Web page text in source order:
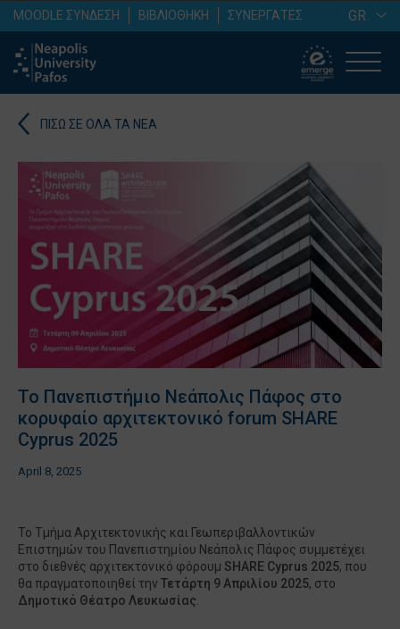
MOODLE ΣΥΝΔΕΣΗ ΒΙΒΛΙΟΘΗΚΗ ΣΥΝΕΡΓΑΤΕΣ GR
ΠΙΣΩ ΣΕ ΟΛΑ ΤΑ ΝΕΑ
Το Πανεπιστήμιο Νεάπολις Πάφος στο
κορυφαίο αρχιτεκτονικό forum SHARE
Cyprus 2025
April 8, 2025
Το Τμήμα Αρχιτεκτονικής και Γεωπεριβαλλοντικών
Επιστημών του Πανεπιστημίου Νεάπολις Πάφος συμμετέχει
στο διεθνές αρχιτεκτονικό φόρουμ SHARE Cyprus 2025, που
θα πραγματοποιηθεί την Τετάρτη 9 Απριλίου 2025, στο
Δημοτικό Θέατρο Λευκωσίας